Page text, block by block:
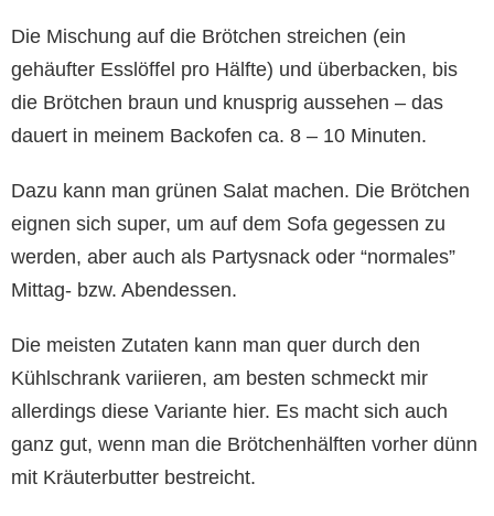
Die Mischung auf die Brötchen streichen (ein
gehäufter Esslöffel pro Hälfte) und überbacken, bis
die Brötchen braun und knusprig aussehen – das
dauert in meinem Backofen ca. 8 – 10 Minuten.
Dazu kann man grünen Salat machen. Die Brötchen
eignen sich super, um auf dem Sofa gegessen zu
werden, aber auch als Partysnack oder “normales”
Mittag- bzw. Abendessen.
Die meisten Zutaten kann man quer durch den
Kühlschrank variieren, am besten schmeckt mir
allerdings diese Variante hier. Es macht sich auch
ganz gut, wenn man die Brötchenhälften vorher dünn
mit Kräuterbutter bestreicht.